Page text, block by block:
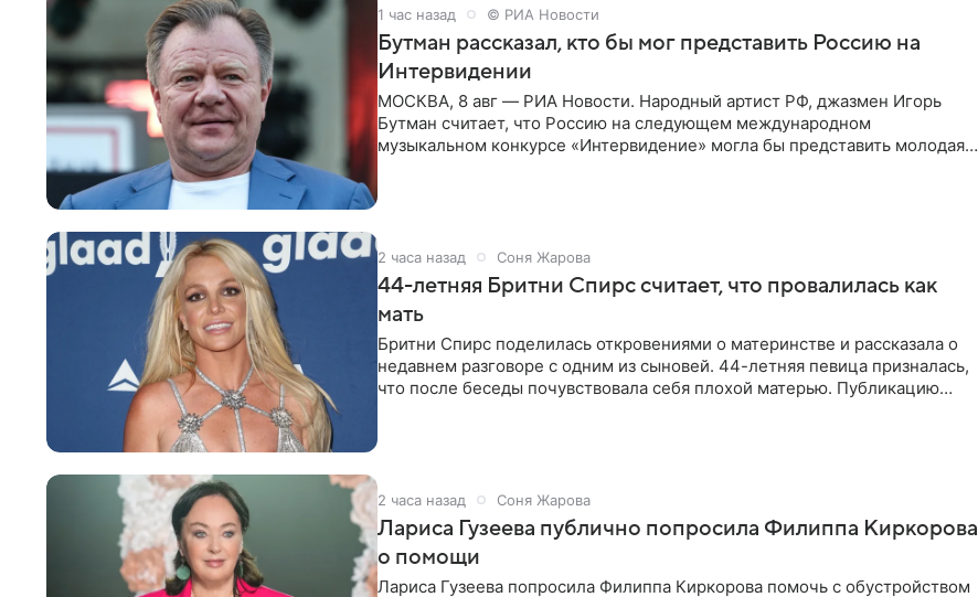
1 час назад © РИА Новости
Бутман рассказал, кто бы мог представить Россию на
Интервидении
МОСКВА, 8 авг — РИА Новости. Народный артист РФ, джазмен Игорь
Бутман считает, что Россию на следующем международном
музыкальном конкурсе «Интервидение» могла бы представить молодая
2 часа назад Соня Жарова
44-летняя Бритни Спирс считает, что провалилась как
мать
Бритни Спирс поделилась откровениями о материнстве и рассказала о
недавнем разговоре с одним из сыновей. 44-летняя певица призналась,
что после беседы почувствовала себя плохой матерью. Публикацию
2 часа назад Соня Жарова
Лариса Гузеева публично попросила Филиппа Киркорова
о помощи
Лариса Гузеева попросила Филиппа Киркорова помочь с обустройством